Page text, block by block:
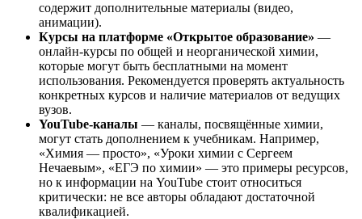
содержит дополнительные материалы (видео,
анимации).
Курсы на платформе «Открытое образование» —
онлайн-курсы по общей и неорганической химии,
которые могут быть бесплатными на момент
использования. Рекомендуется проверять актуальность
конкретных курсов и наличие материалов от ведущих
вузов.
YouTube-каналы — каналы, посвящённые химии,
могут стать дополнением к учебникам. Например,
«Химия — просто», «Уроки химии с Сергеем
Нечаевым», «ЕГЭ по химии» — это примеры ресурсов,
но к информации на YouTube стоит относиться
критически: не все авторы обладают достаточной
квалификацией.